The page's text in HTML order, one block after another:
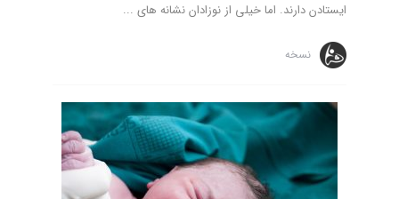
ایستادن دارند. اما خیلی از نوزادان نشانه های ...
نسخه